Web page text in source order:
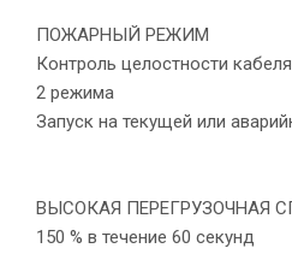
ПОЖАРНЫЙ РЕЖИМ
Контроль целостности
2 режима
Запуск на текущей или
ВЫСОКАЯ ПЕРЕГРУЗОЧНАЯ
150 % в течение 60 секунд